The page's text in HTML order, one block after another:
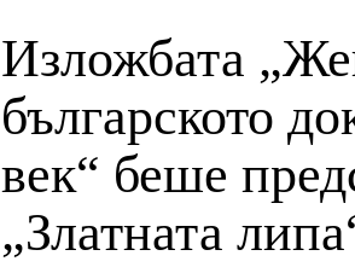
Изложбата
българското
век“ беше
„Златната